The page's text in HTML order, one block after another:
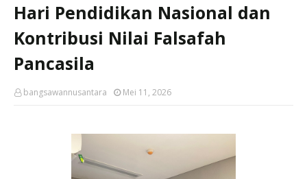
Hari Pendidikan Nasional dan
Kontribusi Nilai Falsafah
Pancasila
bangsawannusantara Mei 11, 2026